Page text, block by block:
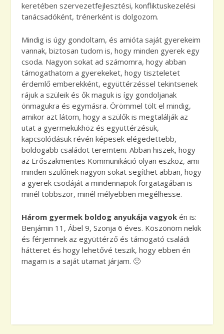
keretében szervezetfejlesztési, konfliktuskezelési
tanácsadóként, trénerként is dolgozom.
Mindig is úgy gondoltam, és amióta saját gyerekeim
vannak, biztosan tudom is, hogy minden gyerek egy
csoda. Nagyon sokat ad számomra, hogy abban
támogathatom a gyerekeket, hogy tiszteletet
érdemlő emberekként, együttérzéssel tekintsenek
rájuk a szüleik és ők maguk is így gondoljanak
önmagukra és egymásra. Örömmel tölt el mindig,
amikor azt látom, hogy a szülők is megtalálják az
utat a gyermekükhöz és együttérzésük,
kapcsolódásuk révén képesek elégedettebb,
boldogabb családot teremteni. Abban hiszek, hogy
az Erőszakmentes Kommunikáció olyan eszköz, ami
minden szülőnek nagyon sokat segíthet abban, hogy
a gyerek csodáját a mindennapok forgatagában is
minél többször, minél mélyebben megélhesse.
Három gyermek boldog anyukája vagyokén is:
Benjámin 11, Ábel 9, Szonja 6 éves. Köszönöm nekik
és férjemnek az együttérző és támogató családi
hátteret és hogy lehetővé teszik, hogy ebben én
magam is a saját utamat járjam. 🙂